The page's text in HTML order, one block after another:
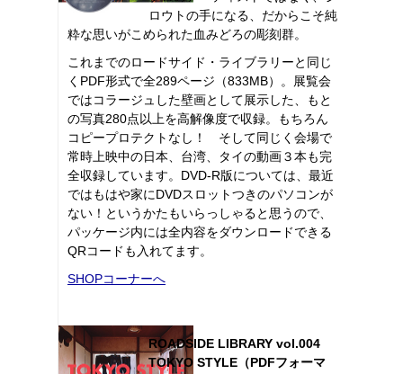
ロウトの手になる、だからこそ純
粋な思いがこめられた血みどろの彫刻群。
これまでのロードサイド・ライブラリーと同じ
くPDF形式で全289ページ（833MB）。展覧会
ではコラージュした壁画として展示した、もと
の写真280点以上を高解像度で収録。もちろん
コピープロテクトなし！ そして同じく会場で
常時上映中の日本、台湾、タイの動画３本も完
全収録しています。DVD-R版については、最近
ではもはや家にDVDスロットつきのパソコンが
ない！というかたもいらっしゃると思うので、
パッケージ内には全内容をダウンロードできる
QRコードも入れてます。
SHOPコーナーへ
ROADSIDE LIBRARY vol.004
TOKYO STYLE（PDFフォーマ